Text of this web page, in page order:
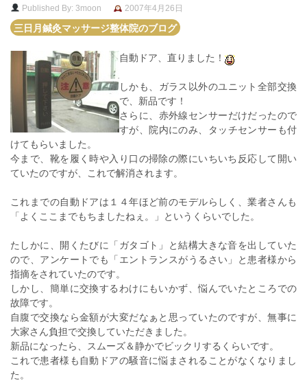
Published By: 3moon
2007年4月26日
三日月鍼灸マッサージ整体院のブログ
自動ドア、直りました！
しかも、ガラス以外のユニット全部交換
で、新品です！
さらに、赤外線センサーだけだったので
すが、院内にのみ、タッチセンサーも付
けてもらいました。
今まで、靴を履く時や入り口の掃除の際にいちいち反応して開い
ていたのですが、これで解消されます。
これまでの自動ドアは１４年ほど前のモデルらしく、業者さんも
「よくここまでもちましたねぇ。」というくらいでした。
たしかに、開くたびに「ガタゴト」と結構大きな音を出していた
ので、アンケートでも「エントランスがうるさい」と患者様から
指摘をされていたのです。
しかし、簡単に交換するわけにもいかず、悩んでいたところでの
故障です。
自腹で交換なら金額が大変だなぁと思っていたのですが、無事に
大家さん負担で交換していただきました。
新品になったら、スムーズ＆静かでビックリするくらいです。
これで患者様も自動ドアの騒音に悩まされることがなくなりまし
た。